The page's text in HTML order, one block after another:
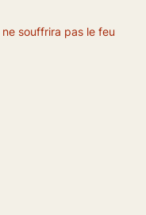
souffrira pas le feu